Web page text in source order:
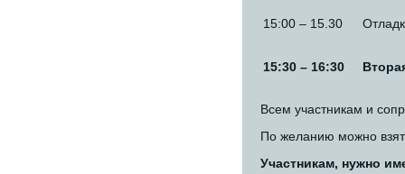
15:00 – 15.30
15:30 – 16:30
Всем участникам и
По желанию можно
Участникам, нужно